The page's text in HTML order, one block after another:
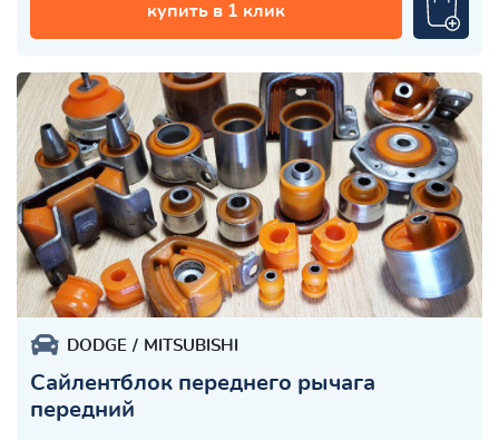
купить в 1 клик
DODGE MITSUBISHI
Сайлентблок переднего рычага
передний